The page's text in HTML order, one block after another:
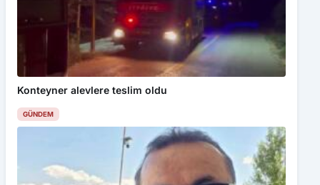
Konteyner alevlere teslim oldu
GÜNDEM